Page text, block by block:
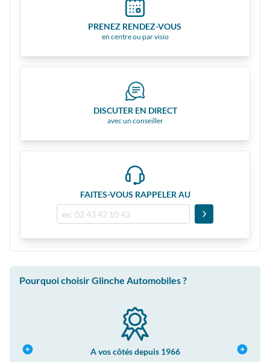
PRENEZ RENDEZ-VOUS
en centre ou par visio
DISCUTER EN DIRECT
avec un conseiller
FAITES-VOUS RAPPELER AU
Pourquoi choisir Glinche Automobiles ?
A vos côtés depuis 1966